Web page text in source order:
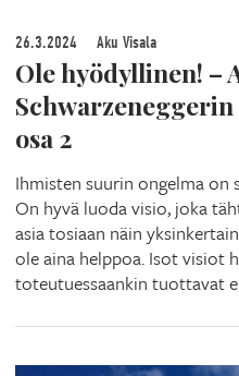
26.3.2024 Aku Visala
Ole hyödyllinen! –
osa 2
Ihmisten suurin ongelma on
On hyvä luoda visio, joka
asia tosiaan näin
ole aina helppoa. Isot visiot
toteutuessaankin tuottavat